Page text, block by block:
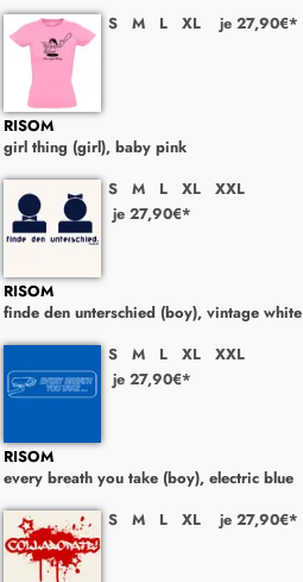
S M L XL je 27,90€*
RISOM
girl thing (girl), baby pink
S M L XL
XXL
je 27,90€*
RISOM
finde den unterschied (boy), vintage white
S M L XL
XXL
je 27,90€*
RISOM
every breath you take (boy), electric blue
S M L XL je 27,90€*